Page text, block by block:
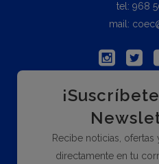
tel: 968
mail:
Recibe noticias,
directamente en tu